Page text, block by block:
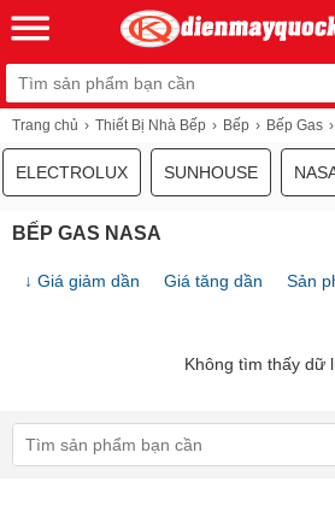
Trang chủ Thiết Bị Nhà Bếp Bếp Bếp Gas
ELECTROLUX SUNHOUSE
BẾP GAS NASA
↓ Giá giảm dần Giá tăng dần Sản
Không tìm thấy dữ